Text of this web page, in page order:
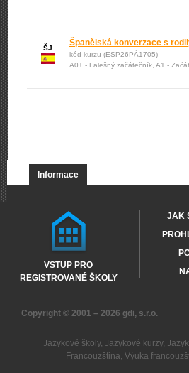
ŠJ
Španělská konverzace s
kód kurzu (ESP26PÁ1705)
A0+ - Falešný začátečník, A1 -
Informace
VSTUP PRO
REGISTROVANÉ ŠKOLY
JAK
Copyright © 2001 – 2026 gdi, s.r.o.
Jazykové školy, Jazykové kurzy,
Francouzština,Výuka